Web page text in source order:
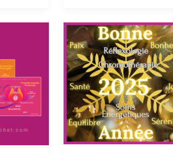
:
des
conséquences
significatives
sur
la
santé
et
la
performance